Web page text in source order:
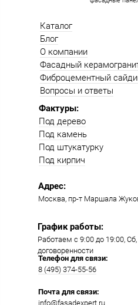
Фактуры:
Под дерево
Под камень
Под штукатурку
Под кирпич
Работаем с 9:00 до 19:00​,
договоренности
Москва, пр-т Маршала
Каталог
Блог
О компании
Фасадный
Фиброцементный
Вопросы и ответы
Адрес:
График работы:
Телефон для связи:
8 (495) 374-55-56​
Почта для связи:
info@fasadexpert.ru